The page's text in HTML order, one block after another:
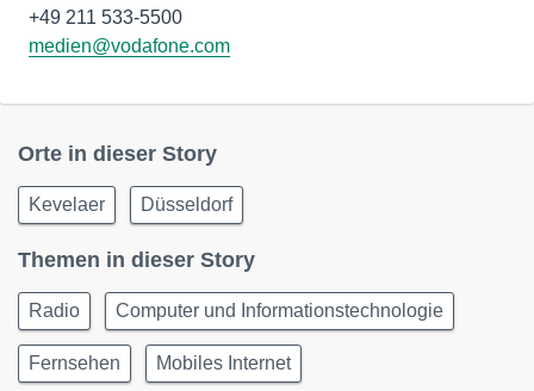
medien@vodafone.com
Orte in dieser Story
Kevelaer Düsseldorf
Themen in dieser Story
Radio Computer und Informationstechnologie
Fernsehen Mobiles Internet